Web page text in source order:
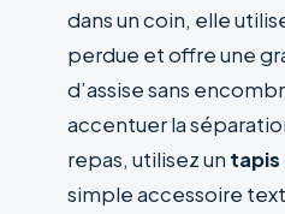
dans un coin, elle
perdue et offre une
d’assise sans
accentuer la
repas, utilisez un tapis
simple accessoire